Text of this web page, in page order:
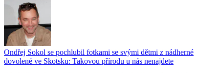
Ondřej Sokol se pochlubil fotkami se svými dětmi z nádherné
dovolené ve Skotsku: Takovou přírodu u nás nenajdete